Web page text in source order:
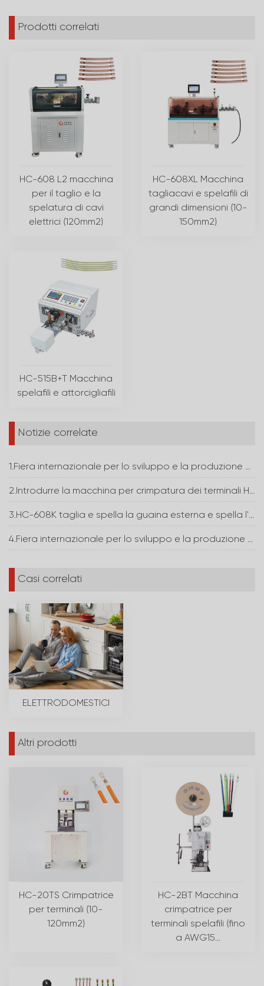
Prodotti correlati
HC-608 L2 macchina
per il taglio e la
spelatura di cavi
elettrici (120mm2)
HC-608XL Macchina
tagliacavi e spelafili di
grandi dimensioni (10-
150mm2)
HC-515B+T Macchina
spelafili e attorcigliafili
Notizie correlate
1.Fiera internazionale per lo sviluppo e la produzione di elettronica
2.Introdurre la macchina per crimpatura dei terminali HC-30T
3.HC-608K taglia e spella la guaina esterna e spella l'isolamento del nucleo interno contemporaneamente
4.Fiera internazionale per lo sviluppo e la produzione di elettronica
Casi correlati
ELETTRODOMESTICI
Altri prodotti
HC-20TS Crimpatrice
per terminali (10-
120mm2)
HC-2BT Macchina
crimpatrice per
terminali spelafili (fino
a AWG15...